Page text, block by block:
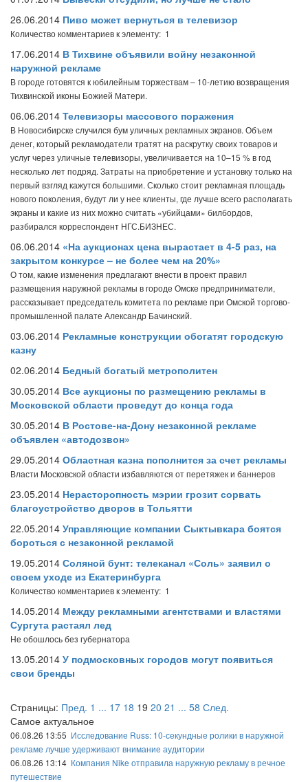
26.06.2014 Пиво может вернуться в телевизор
Количество комментариев к элементу: 1
17.06.2014 В Тихвине объявили войну незаконной
наружной рекламе
В городе готовятся к юбилейным торжествам – 10-летию возвращения
Тихвинской иконы Божией Матери.
06.06.2014 Телевизоры массового поражения
В Новосибирске случился бум уличных рекламных экранов. Объем
денег, который рекламодатели тратят на раскрутку своих товаров и
услуг через уличные телевизоры, увеличивается на 10–15 % в год
несколько лет подряд. Затраты на приобретение и установку только на
первый взгляд кажутся большими. Сколько стоит рекламная площадь
нового поколения, будут ли у нее клиенты, где лучше всего располагать
экраны и какие из них можно считать «убийцами» билбордов,
разбирался корреспондент НГС.БИЗНЕС.
06.06.2014 «На аукционах цена вырастает в 4-5 раз, на
закрытом конкурсе – не более чем на 20%»
О том, какие изменения предлагают внести в проект правил
размещения наружной рекламы в городе Омске предприниматели,
рассказывает председатель комитета по рекламе при Омской торгово-
промышленной палате Александр Бачинский.
03.06.2014 Рекламные конструкции обогатят городскую
казну
02.06.2014 Бедный богатый метрополитен
30.05.2014 Все аукционы по размещению рекламы в
Московской области проведут до конца года
30.05.2014 В Ростове-на-Дону незаконной рекламе
объявлен «автодозвон»
29.05.2014 Областная казна пополнится за счет рекламы
Власти Московской области избавляются от перетяжек и баннеров
23.05.2014 Нерасторопность мэрии грозит сорвать
благоустройство дворов в Тольятти
22.05.2014 Управляющие компании Сыктывкара боятся
бороться с незаконной рекламой
19.05.2014 Соляной бунт: телеканал «Соль» заявил о
своем уходе из Екатеринбурга
Количество комментариев к элементу: 1
14.05.2014 Между рекламными агентствами и властями
Сургута растаял лед
Не обошлось без губернатора
13.05.2014 У подмосковных городов могут появиться
свои бренды
Страницы: Пред. 1 ... 17 18 19 20 21 ... 58 След.
Самое актуальное
06.08.26 13:55 Исследование Russ: 10-секундные ролики в наружной
рекламе лучше удерживают внимание аудитории
06.08.26 13:14 Компания Nike отправила наружную рекламу в речное
путешествие